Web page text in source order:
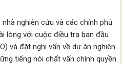
nghiên cứu và các chính phủ
lòng với cuộc điều tra ban đầu
và đặt nghi vấn về dự án nghiên
tiếng nói chất vấn chính quyền